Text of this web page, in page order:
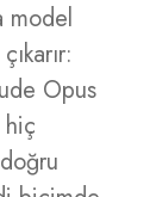
model
Opus